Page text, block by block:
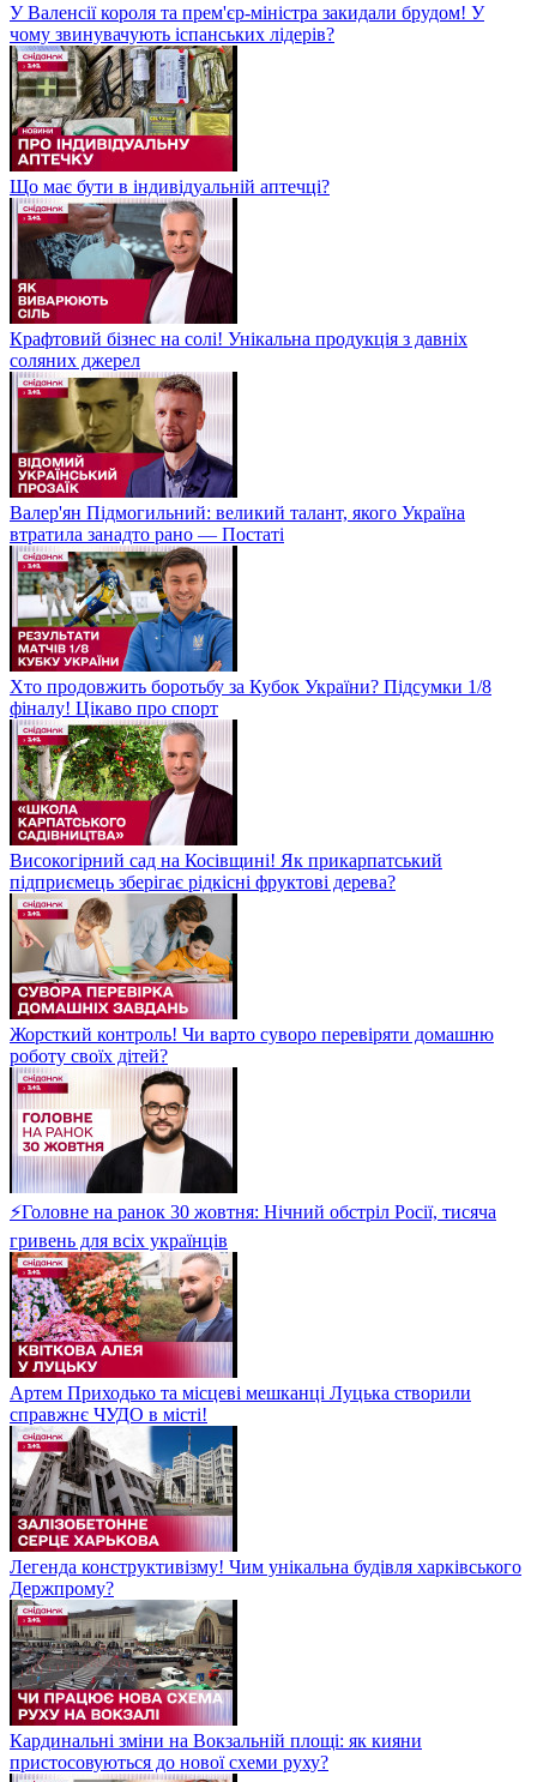
У Валенсії короля та прем'єр-міністра закидали брудом! У
чому звинувачують іспанських лідерів?
Що має бути в індивідуальній аптечці?
Крафтовий бізнес на солі! Унікальна продукція з давніх
соляних джерел
Валер'ян Підмогильний: великий талант, якого Україна
втратила занадто рано — Постаті
Хто продовжить боротьбу за Кубок України? Підсумки 1/8
фіналу! Цікаво про спорт
Високогірний сад на Косівщині! Як прикарпатський
підприємець зберігає рідкісні фруктові дерева?
Жорсткий контроль! Чи варто суворо перевіряти домашню
роботу своїх дітей?
⚡Головне на ранок 30 жовтня: Нічний обстріл Росії, тисяча
гривень для всіх українців
Артем Приходько та місцеві мешканці Луцька створили
справжнє ЧУДО в місті!
Легенда конструктивізму! Чим унікальна будівля харківського
Держпрому?
Кардинальні зміни на Вокзальній площі: як кияни
пристосовуються до нової схеми руху?